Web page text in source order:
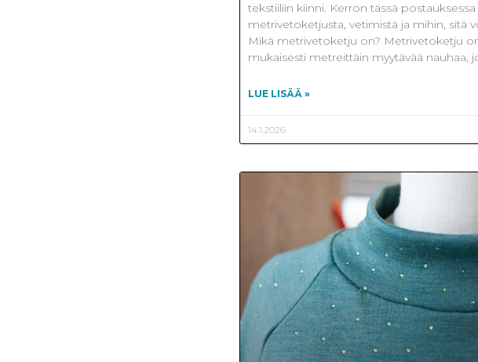
tekstiiliin kiinni. Kerron tässä postauksessa
metrivetoketjusta, vetimistä ja mihin, sitä
Mikä metrivetoketju on? Metrivetoketju
mukaisesti metreittäin myytävää nauhaa,
LUE LISÄÄ »
14.1.2026